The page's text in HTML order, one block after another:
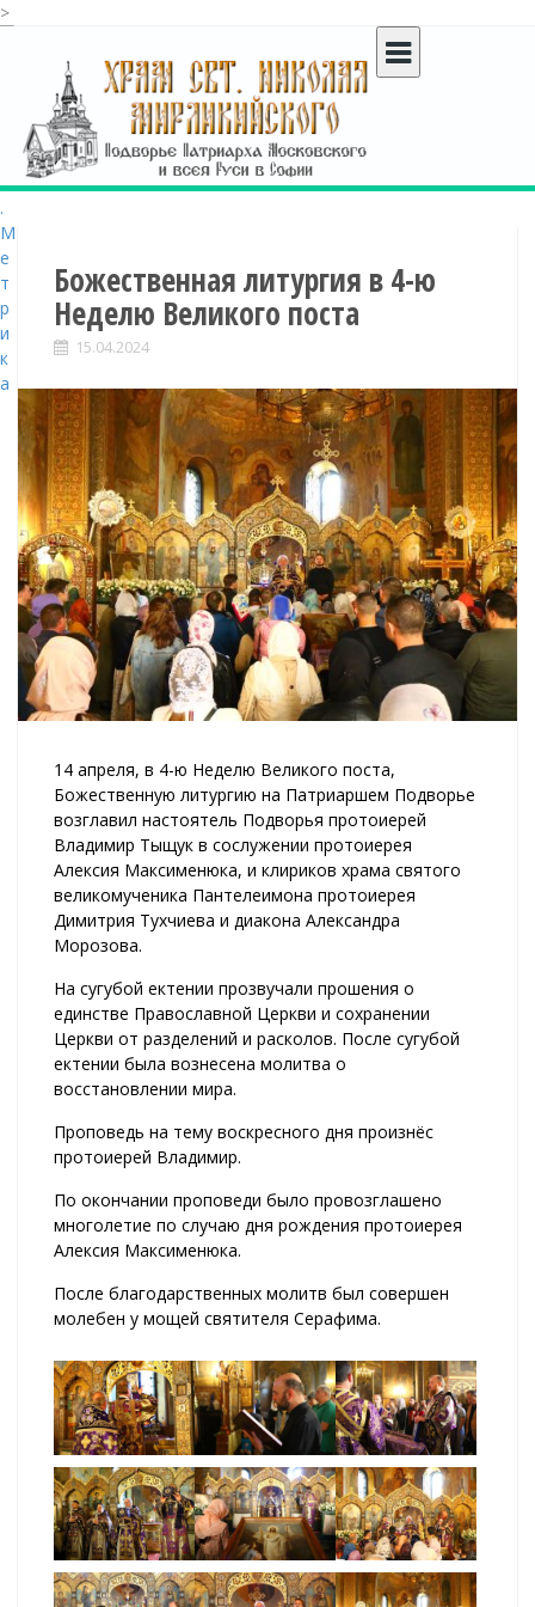
>
c
o
n
t
e
n
t
Божественная литургия в 4-ю
Неделю Великого поста
15.04.2024
14 апреля, в 4-ю Неделю Великого поста,
Божественную литургию на Патриаршем Подворье
возглавил настоятель Подворья протоиерей
Владимир Тыщук в сослужении протоиерея
Алексия Максименюка, и клириков храма святого
великомученика Пантелеимона протоиерея
Димитрия Тухчиева и диакона Александра
Морозова.
На сугубой ектении прозвучали прошения о
единстве Православной Церкви и сохранении
Церкви от разделений и расколов. После сугубой
ектении была вознесена молитва о
восстановлении мира.
Проповедь на тему воскресного дня произнёс
протоиерей Владимир.
По окончании проповеди было провозглашено
многолетие по случаю дня рождения протоиерея
Алексия Максименюка.
После благодарственных молитв был совершен
молебен у мощей святителя Серафима.